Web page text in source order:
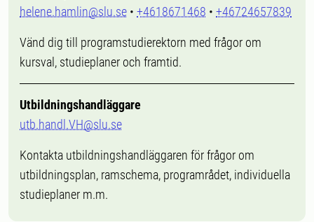
helene.hamlin@slu.se • +4618671468 • +46724657839
Vänd dig till programstudierektorn med frågor om
kursval, studieplaner och framtid.
Utbildningshandläggare
utb.handl.VH@slu.se
Kontakta utbildningshandläggaren för frågor om
utbildningsplan, ramschema, programrådet, individuella
studieplaner m.m.